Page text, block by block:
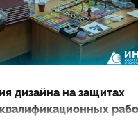
дизайна на защитах